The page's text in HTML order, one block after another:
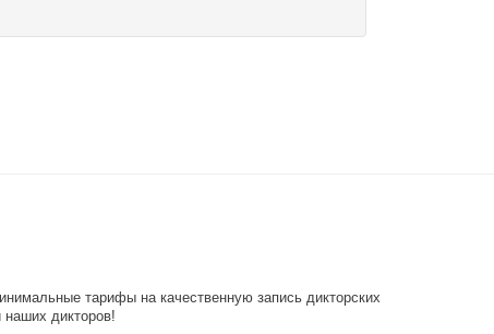
тарифы на качественную запись дикторских
дикторов!